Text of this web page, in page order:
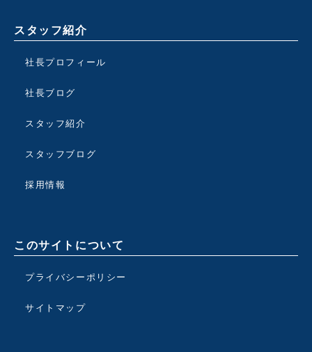
スタッフ紹介
社長プロフィール
社長ブログ
スタッフ紹介
スタッフブログ
採用情報
このサイトについて
プライバシーポリシー
サイトマップ